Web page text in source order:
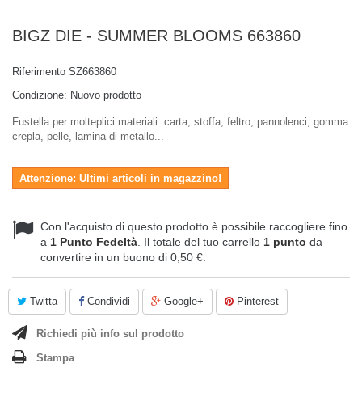
BIGZ DIE - SUMMER BLOOMS 663860
Riferimento SZ663860
Condizione: Nuovo prodotto
Fustella per molteplici materiali: carta, stoffa, feltro, pannolenci, gomma
crepla, pelle, lamina di metallo...
Attenzione: Ultimi articoli in magazzino!
Con l'acquisto di questo prodotto è possibile raccogliere fino
a 1 Punto Fedeltà . Il totale del tuo carrello 1 punto da
convertire in un buono di 0,50 €
Twitta Condividi Google+ Pinterest
Richiedi più info sul prodotto
Stampa